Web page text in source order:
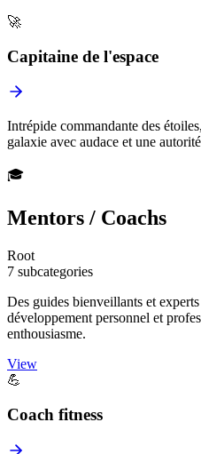
🚀
Capitaine de l'espace
Intrépide commandante des
galaxie avec audace et une
🎓
Mentors / Coachs
Root
7 subcategories
Des guides bienveillants et
développement personnel et
enthousiasme.
View
💪
Coach fitness